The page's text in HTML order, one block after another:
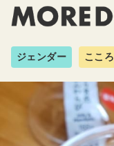
ジェンダー こころ